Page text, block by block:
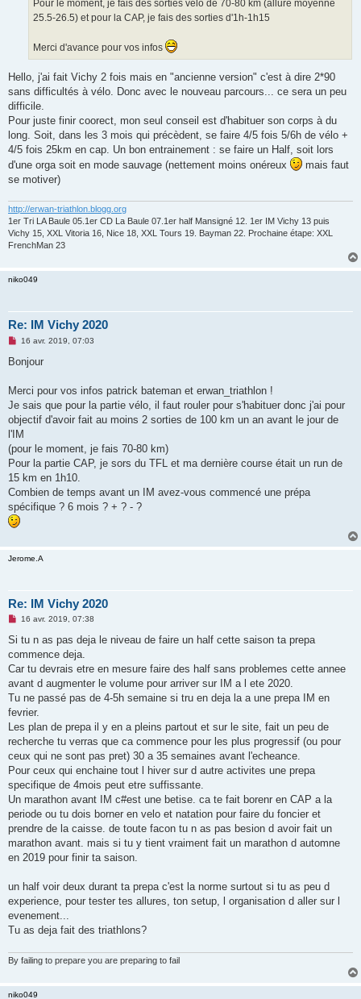
Pour le moment, je fais des sorties vélo de 70-80 km (allure moyenne
25.5-26.5) et pour la CAP, je fais des sorties d'1h-1h15
Merci d'avance pour vos infos
Hello, j'ai fait Vichy 2 fois mais en "ancienne version" c'est à dire 2*90
sans difficultés à vélo. Donc avec le nouveau parcours... ce sera un peu
difficile.
Pour juste finir coorect, mon seul conseil est d'habituer son corps à du
long. Soit, dans les 3 mois qui précèdent, se faire 4/5 fois 5/6h de vélo +
4/5 fois 25km en cap. Un bon entrainement : se faire un Half, soit lors
d'une orga soit en mode sauvage (nettement moins onéreux
mais faut
se motiver)
http://erwan-triathlon.blogg.org
1er Tri LA Baule 05.1er CD La Baule 07.1er half Mansigné 12. 1er IM Vichy 13 puis
Vichy 15, XXL Vitoria 16, Nice 18, XXL Tours 19. Bayman 22. Prochaine étape: XXL
FrenchMan 23
niko049
Re: IM Vichy 2020
M
s
g
n
o
n
l
u
16 avr. 2019, 07:03
Bonjour
Merci pour vos infos patrick bateman et erwan_triathlon !
Je sais que pour la partie vélo, il faut rouler pour s'habituer donc j'ai pour
objectif d'avoir fait au moins 2 sorties de 100 km un an avant le jour de
l'IM
(pour le moment, je fais 70-80 km)
Pour la partie CAP, je sors du TFL et ma dernière course était un run de
15 km en 1h10.
Combien de temps avant un IM avez-vous commencé une prépa
spécifique ? 6 mois ? + ? - ?
Jerome.A
Re: IM Vichy 2020
M
s
a
g
n
o
l
u
16 avr. 2019, 07:38
Si tu n as pas deja le niveau de faire un half cette saison ta prepa
commence deja.
Car tu devrais etre en mesure faire des half sans problemes cette annee
avant d augmenter le volume pour arriver sur IM a l ete 2020.
Tu ne passé pas de 4-5h semaine si tru en deja la a une prepa IM en
fevrier.
Les plan de prepa il y en a pleins partout et sur le site, fait un peu de
recherche tu verras que ca commence pour les plus progressif (ou pour
ceux qui ne sont pas pret) 30 a 35 semaines avant l'echeance.
Pour ceux qui enchaine tout l hiver sur d autre activites une prepa
specifique de 4mois peut etre suffissante.
Un marathon avant IM c#est une betise. ca te fait borenr en CAP a la
periode ou tu dois borner en velo et natation pour faire du foncier et
prendre de la caisse. de toute facon tu n as pas besion d avoir fait un
marathon avant. mais si tu y tient vraiment fait un marathon d automne
en 2019 pour finir ta saison.
un half voir deux durant ta prepa c'est la norme surtout si tu as peu d
experience, pour tester tes allures, ton setup, l organisation d aller sur l
evenement...
Tu as deja fait des triathlons?
By failing to prepare you are preparing to fail
niko049